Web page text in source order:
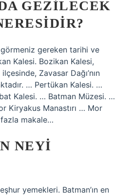
GEZILECEK
görmeniz gereken tarihi ve
Kalesi. Bozikan Kalesi,
Zavasar Dağı’nın
… Pertükan Kalesi. …
Kalesi. … Batman Müzesi. …
Kiryakus Manastırı … Mor
fazla makale…
NEYI
yemekleri. Batman’ın en